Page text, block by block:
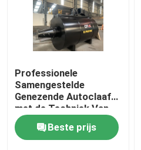
Professionele
Samengestelde
Genezende Autoclaaf
met de Techniek Van
wereldklasse en Uniek
Systeemontwerp
Beste prijs